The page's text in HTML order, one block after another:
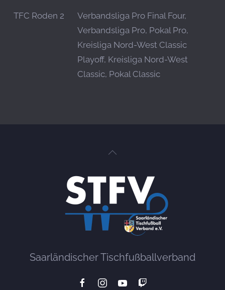
TFC Roden 2
Verbandsliga Pro Final Four,
Verbandsliga Pro, Pokal Pro,
Kreisliga Nord-West Classic
Playoff, Kreisliga Nord-West
Classic, Pokal Classic
Saarländischer Tischfußballverband